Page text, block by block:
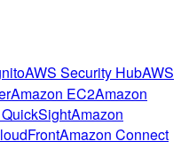
AWS Security HubAWS
Amazon EC2Amazon
Amazon
Amazon Connect